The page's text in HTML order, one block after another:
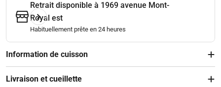
Retrait disponible à 1969 avenue Mont-
Royal est
Habituellement prête en 24 heures
Information de cuisson
Livraison et cueillette